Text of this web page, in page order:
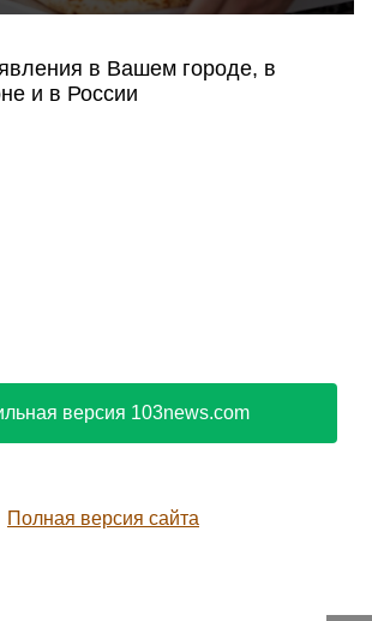
в Вашем городе, в
и в России
версия 103news.com
Полная версия сайта